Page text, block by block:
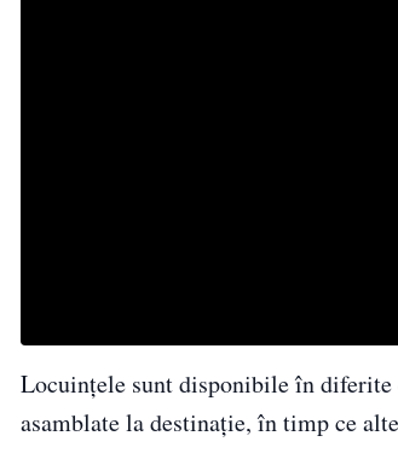
Locuințele sunt disponibile în
asamblate la destinație, în timp ce